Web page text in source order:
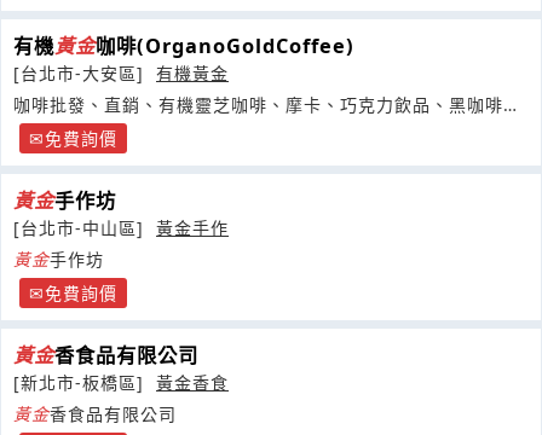
有機黃金咖啡(OrganoGoldCoffee)
[台北市-大安區]
有機黃金
咖啡批發、直銷、有機靈芝咖啡、摩卡、巧克力飲品、黑咖啡、
拿鐵、免費詢價
黃金手作坊
[台北市-中山區]
黃金手作
黃金手作坊
免費詢價
黃金香食品有限公司
[新北市-板橋區]
黃金香食
黃金香食品有限公司